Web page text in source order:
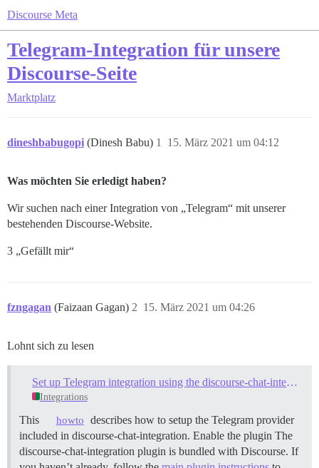
Discourse Meta
Telegram-Integration für unsere
Discourse-Seite
Marktplatz
dineshbabugopi (Dinesh Babu) 15. März 2021 um 04:12
1
Was möchten Sie erledigt haben?
Wir suchen nach einer Integration von „Telegram“ mit unserer
bestehenden Discourse-Website.
3 „Gefällt mir“
fzngagan (Faizaan Gagan) 15. März 2021 um 04:26
2
Lohnt sich zu lesen
Set up Telegram integration using the discourse-chat-integration plugin
Integrations
This howto
describes how to setup the Telegram provider
included in discourse-chat-integration. Enable the plugin The
discourse-chat-integration plugin is bundled with Discourse. If